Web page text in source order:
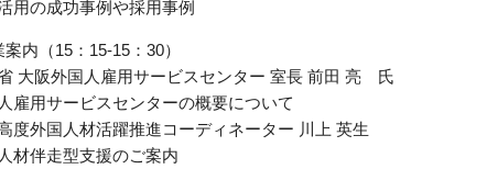
用の成功事例や採用事例
内（15：15-15：30）
大阪外国人雇用サービスセンター 室長 前田 亮 氏
雇用サービスセンターの概要について
度外国人材活躍推進コーディネーター 川上 英生
材伴走型支援のご案内